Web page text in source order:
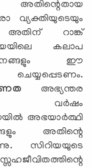
അതിന്റെതായ
വ്യക്തിയുടെയും
റാങ്ക്
കലാപ
ഈ
അഭ്യന്തര
വര്‍ഷം
അഭയാര്‍ത്ഥി
അതിന്റെ
സിറിയയുടെ